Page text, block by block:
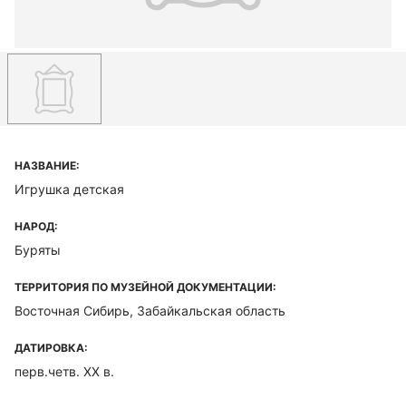
НАЗВАНИЕ:
Игрушка детская
НАРОД:
Буряты
ТЕРРИТОРИЯ ПО МУЗЕЙНОЙ ДОКУМЕНТАЦИИ:
Восточная Сибирь, Забайкальская область
ДАТИРОВКА:
перв.четв. XX в.